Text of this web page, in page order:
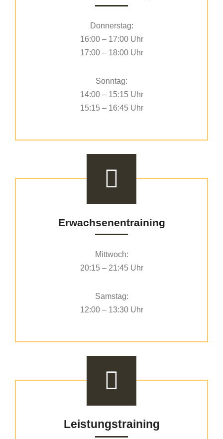
Donnerstag:
16:00 – 17:00 Uhr
17:00 – 18:00 Uhr
Sonntag:
14:00 – 15:15 Uhr
15:15 – 16:45 Uhr
Erwachsenentraining
Mittwoch:
20:15 – 21:45 Uhr
Samstag:
12:00 – 13:30 Uhr
Leistungstraining